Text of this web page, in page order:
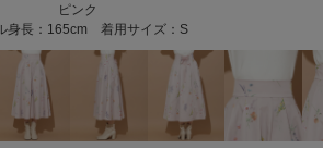
ピンク
身長：165cm 着用サイズ：S
身長：166cm 着用サイズ：M
身長：166cm 着用サイズ：S
身長：166cm 着用サイズ：S
身長：166cm 着用サイズ：S
ｍ 着用カラー：ホワイト 着用サイズ：Ｓ
ｍ 着用カラー：ホワイト 着用サイズ：Ｓ
ｍ 着用カラー：ホワイト 着用サイズ：Ｓ
ｍ 着用カラー：ブラウン 着用サイズ：Ｍ
ｍ 着用カラー：ブラウン 着用サイズ：Ｍ
ｍ 着用カラー：ブラウン 着用サイズ：Ｍ